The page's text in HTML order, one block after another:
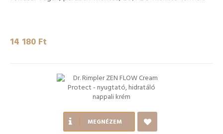
14 180 Ft‎
MEGNÉZEM